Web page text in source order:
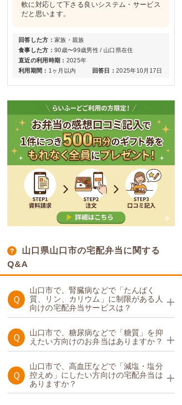
回答した方： 家族・親族
食事した方： 90歳〜99歳男性 / 山口県在住
直近の利用時期： 2025年
利用期間： 1ヶ月以内 回答日： 2025年10月17日
軟に対応して下さる良いシステム・サービス
だと思います。
山口県山口市の宅配弁当に関する
Q&A
Ｑ
山口市で、腎臓病などで「たんぱく
質、リン、カリウム」に制限がある人
向けの宅配弁当サービスは？
たんぱく調整食
Ｑ
山口市で、糖尿病などで「糖質」を抑
えたい方向けのお弁当はありますか？
Ｑ
山口市で、高血圧などで「減塩・塩分
控えめ」にしたい方向けの宅配弁当は
ありますか？